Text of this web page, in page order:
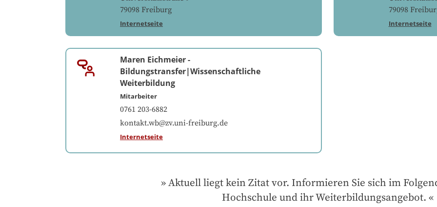
79098 Freiburg
Internetseite
79098
Internetseite
Maren Eichmeier-
Bildungstransfer|Wissenschaftliche
Weiterbildung
Mitarbeiter
0761 203-6882
kontakt.wb@zv.uni-freiburg.de
Internetseite
Aktuell liegt kein Zitat vor. Informieren Sie sich im
Hochschule und ihr Weiterbildungsangebot.